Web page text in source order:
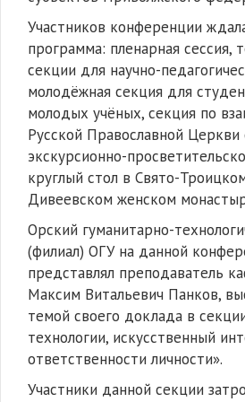
Участников конференции
программа: пленарная сессия,
секции для научно-
молодёжная секция для
молодых учёных, секция по
Русской Православной Церкви
экскурсионно-
круглый стол в Свято-
Дивеевском женском
Орский гуманитарно-
(филиал) ОГУ на данной
представлял преподаватель
Максим Витальевич Панков,
темой своего доклада в
технологии, искусственный
ответственности личности».
Участники данной секции